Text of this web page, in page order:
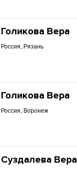
Голикова Вера
Россия, Рязань
Голикова Вера
Россия, Воронеж
Суздалева Вера